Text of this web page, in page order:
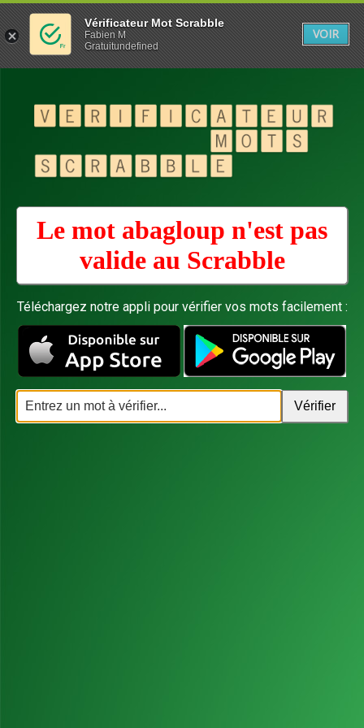
Le mot abagloup n'est pas
valide au Scrabble
Téléchargez notre appli pour vérifier vos mots facilement :
Vérificateur Mot Scrabble
Fabien M
Gratuitundefined
VOIR